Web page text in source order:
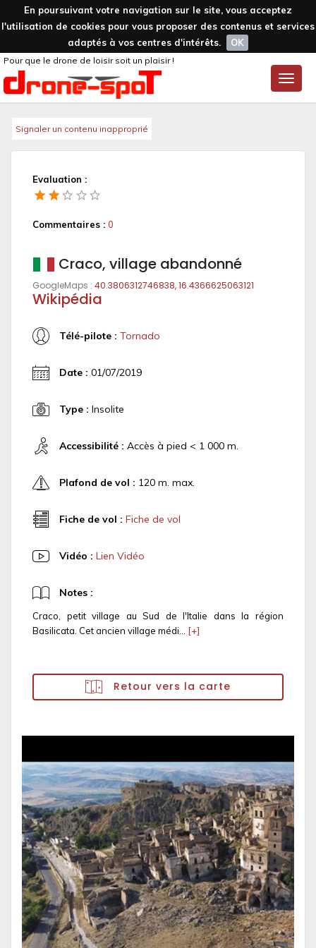
En poursuivant votre navigation sur le site, vous acceptez
l'utilisation de cookies pour vous proposer des contenus et services
adaptés à vos centres d'intérêts.
OK
Toggle
Pour que le drone de loisir soit un plaisir !
Signaler un contenu inapproprié
Evaluation :
Commentaires : 0
Craco, village abandonné
GoogleMaps : 40.3806312746838, 16.4366625063121
Wikipédia
Télé-pilote : Tornado
Date : 01/07/2019
Type : Insolite
Accessibilité : Accès à pied < 1 000 m.
Plafond de vol : 120 m. max.
Fiche de vol : Fiche de vol
Vidéo : Lien Vidéo
Notes :
Craco, petit village au Sud de l'Italie dans la région
Basilicata. Cet ancien village médi... [+]
Retour vers la carte